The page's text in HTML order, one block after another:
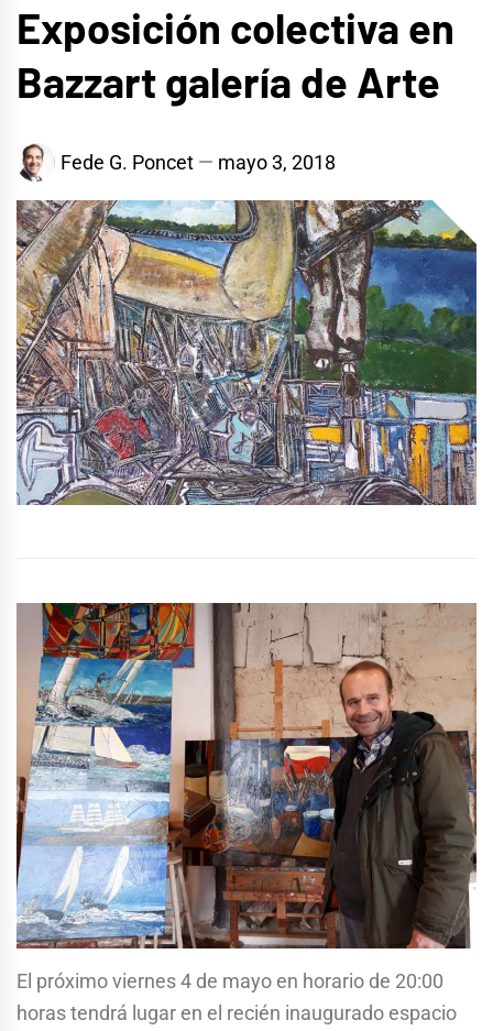
Exposición colectiva en
Bazzart galería de Arte
Fede G. Poncet mayo 3, 2018
El próximo viernes 4 de mayo en horario de 20:00
horas tendrá lugar en el recién inaugurado espacio